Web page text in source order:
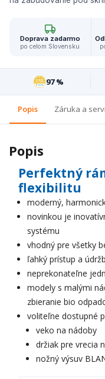
Doprava zadarmo
po celom Slovensku
97 %
Popis Záruka a
Popis
Perfektný
flexibilitu
moderný,
novinkou je
systému
vhodný pre všetky
ľahký prístup a
neprekonateľne
modely s malými
zbieranie bio
voliteľne dostupné
veko na nádoby
držiak pre vrecia
nožný výsuv